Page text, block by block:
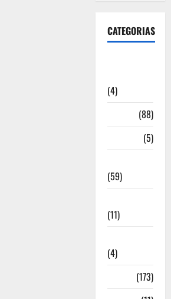
CATEGORIAS
(4)
(88)
(5)
(59)
(11)
(4)
(173)